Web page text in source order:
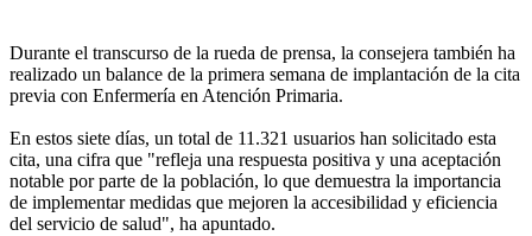
Durante el transcurso de la rueda de prensa, la consejera también ha
realizado un balance de la primera semana de implantación de la cita
previa con Enfermería en Atención Primaria.
En estos siete días, un total de 11.321 usuarios han solicitado esta
cita, una cifra que "refleja una respuesta positiva y una aceptación
notable por parte de la población, lo que demuestra la importancia
de implementar medidas que mejoren la accesibilidad y eficiencia
del servicio de salud", ha apuntado.